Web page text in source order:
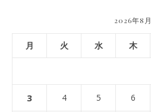
2026年8月
月 火 水 木
3 4 5 6